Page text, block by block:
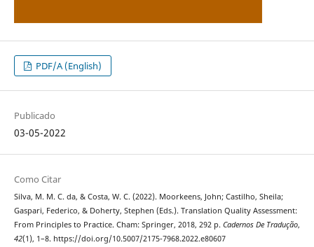
PDF/A (English)
Publicado
03-05-2022
Como Citar
Silva, M. M. C. da, & Costa, W. C. (2022). Moorkeens, John; Castilho, Sheila;
Gaspari, Federico, & Doherty, Stephen (Eds.). Translation Quality Assessment:
From Principles to Practice. Cham: Springer, 2018, 292 p. Cadernos De Tradução,
42(1), 1–8. https://doi.org/10.5007/2175-7968.2022.e80607